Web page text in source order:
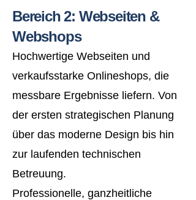
Bereich 2: Webseiten &
Webshops
Hochwertige Webseiten und
verkaufsstarke Onlineshops, die
messbare Ergebnisse liefern. Von
der ersten strategischen Planung
über das moderne Design bis hin
zur laufenden technischen
Betreuung.
Professionelle, ganzheitliche